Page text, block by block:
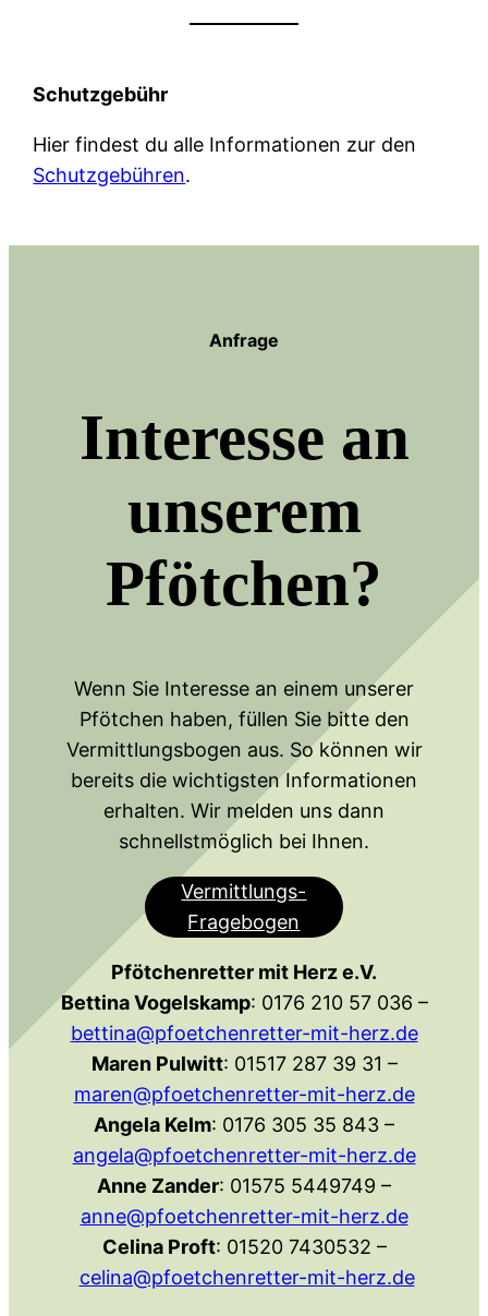
Schutzgebühr
Hier findest du alle Informationen zur den
Schutzgebühren.
Anfrage
Interesse an
unserem
Pfötchen?
Wenn Sie Interesse an einem unserer
Pfötchen haben, füllen Sie bitte den
Vermittlungsbogen aus. So können wir
bereits die wichtigsten Informationen
erhalten. Wir melden uns dann
schnellstmöglich bei Ihnen.
Vermittlungs-
Fragebogen
Pfötchenretter mit Herz e.V.
Bettina Vogelskamp: 0176 210 57 036 –
bettina@pfoetchenretter-mit-herz.de
Maren Pulwitt: 01517 287 39 31 –
maren@pfoetchenretter-mit-herz.de
Angela Kelm: 0176 305 35 843 –
angela@pfoetchenretter-mit-herz.de
Anne Zander: 01575 5449749 –
anne@pfoetchenretter-mit-herz.de
Celina Proft: 01520 7430532 –
celina@pfoetchenretter-mit-herz.de